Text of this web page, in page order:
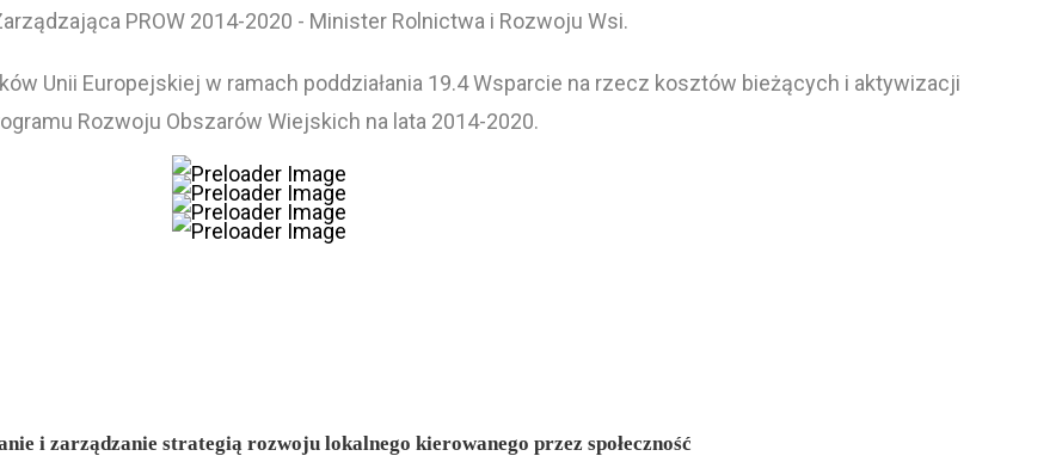
PROW 2014-2020 - Minister Rolnictwa i Rozwoju Wsi.
Unii Europejskiej w ramach poddziałania 19.4 Wsparcie na rzecz kosztów bieżących i aktywizacji
Rozwoju Obszarów Wiejskich na lata 2014-2020.
i zarządzanie strategią rozwoju lokalnego kierowanego przez społeczność